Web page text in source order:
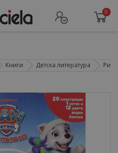
0
Книги Детска литература